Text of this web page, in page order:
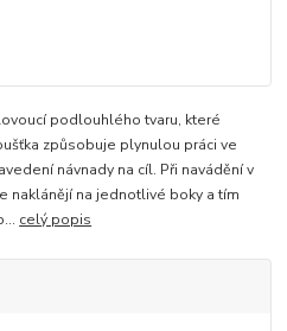
podlouhlého tvaru, které
způsobuje plynulou práci ve
návnady na cíl. Při navádění v
naklánějí na jednotlivé boky a tím
celý popis